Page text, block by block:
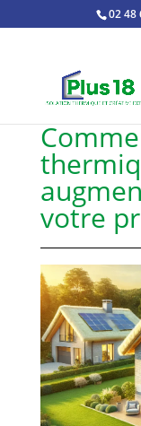
02 48
votre